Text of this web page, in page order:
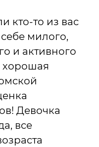
кто-то из вас
милого,
и активного
хорошая
Девочка
все